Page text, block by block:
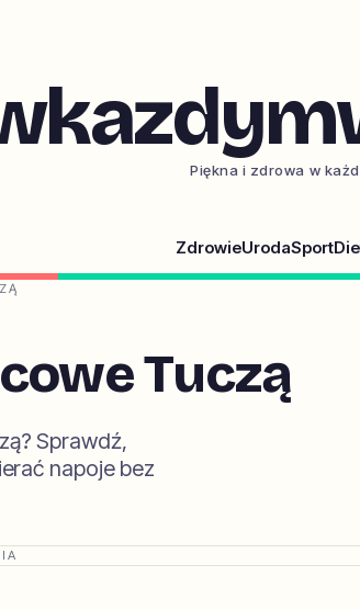
Piękna i zdrowa w
ZdrowieUrodaSport
Tuczą
Sprawdź,
napoje bez